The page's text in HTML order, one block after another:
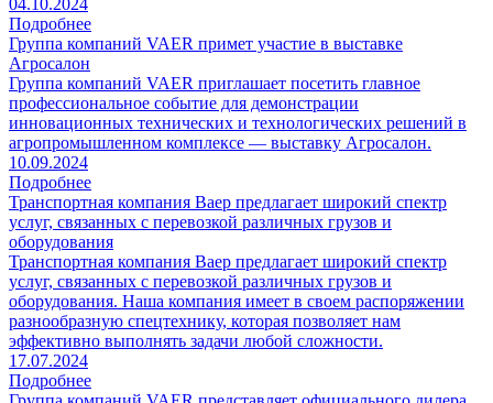
Подробнее
Группа компаний VAER примет участие в выставке
Агросалон
Группа компаний VAER приглашает посетить главное
профессиональное событие для демонстрации
инновационных технических и технологических решений в
агропромышленном комплексе — выставку Агросалон.
10.09.2024
Подробнее
Транспортная компания Ваер предлагает широкий спектр
услуг, связанных с перевозкой различных грузов и
оборудования
Транспортная компания Ваер предлагает широкий спектр
услуг, связанных с перевозкой различных грузов и
оборудования. Наша компания имеет в своем распоряжении
разнообразную спецтехнику, которая позволяет нам
эффективно выполнять задачи любой сложности.
17.07.2024
Подробнее